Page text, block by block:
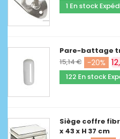
1 En stock
Pare-battage
15,14 €
-20%
122 En stock
Siège coffre
x 43 x H 37 cm